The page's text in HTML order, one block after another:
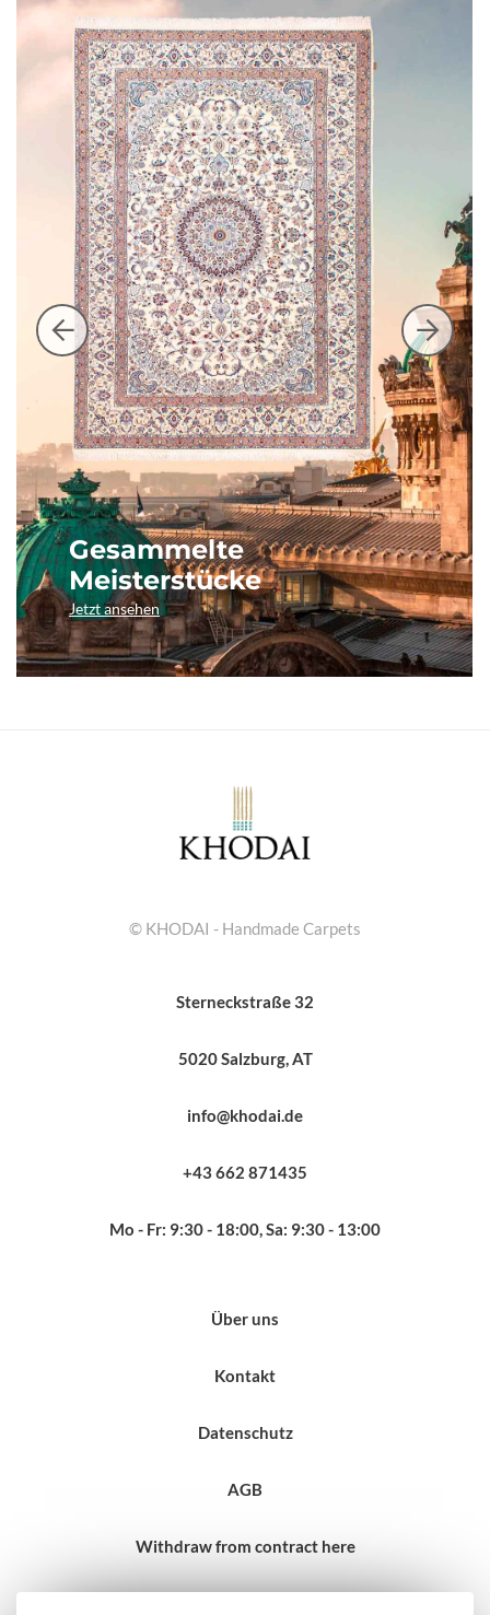
Gesammelte
Meisterstücke
Jetzt ansehen
© KHODAI - Handmade Carpets
Sterneckstraße 32
5020 Salzburg, AT
info@khodai.de
+43 662 871435
Mo - Fr: 9:30 - 18:00, Sa: 9:30 - 13:00
Über uns
Kontakt
Datenschutz
AGB
Withdraw from contract here